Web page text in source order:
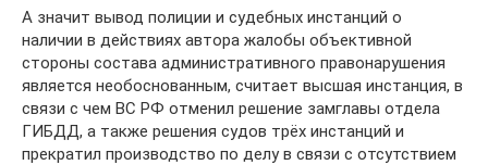
А значит вывод полиции и судебных инстанций о
наличии в действиях автора жалобы объективной
стороны состава административного правонарушения
является необоснованным, считает высшая инстанция, в
связи с чем ВС РФ отменил решение замглавы отдела
ГИБДД, а также решения судов трёх инстанций и
прекратил производство по делу в связи с отсутствием